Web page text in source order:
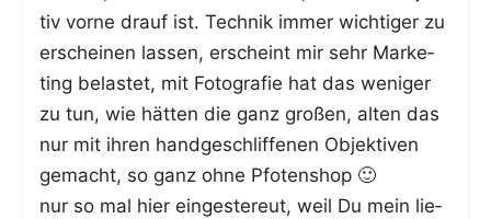
tiv vor­ne drauf ist. Tech­nik immer wich­ti­ger zu
erschei­nen las­sen, erscheint mir sehr Mar­ke­
ting belas­tet, mit Foto­gra­fie hat das weni­ger
zu tun, wie hät­ten die ganz gro­ßen, alten das
nur mit ihren hand­ge­schlif­fe­nen Objek­ti­ven
gemacht, so ganz ohne Pfotenshop 🙂
nur so mal hier ein­ges­te­reut, weil Du mein lie­